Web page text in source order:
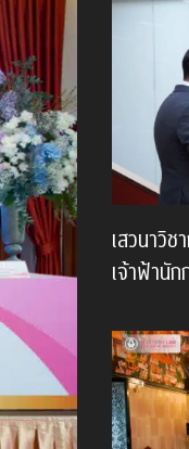
เสวนาวิช
เจ้าฟ้านั